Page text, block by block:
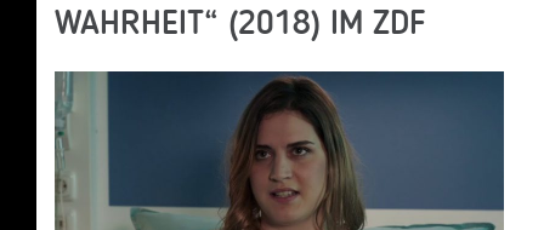
WAHRHEIT“ (2018) IM ZDF